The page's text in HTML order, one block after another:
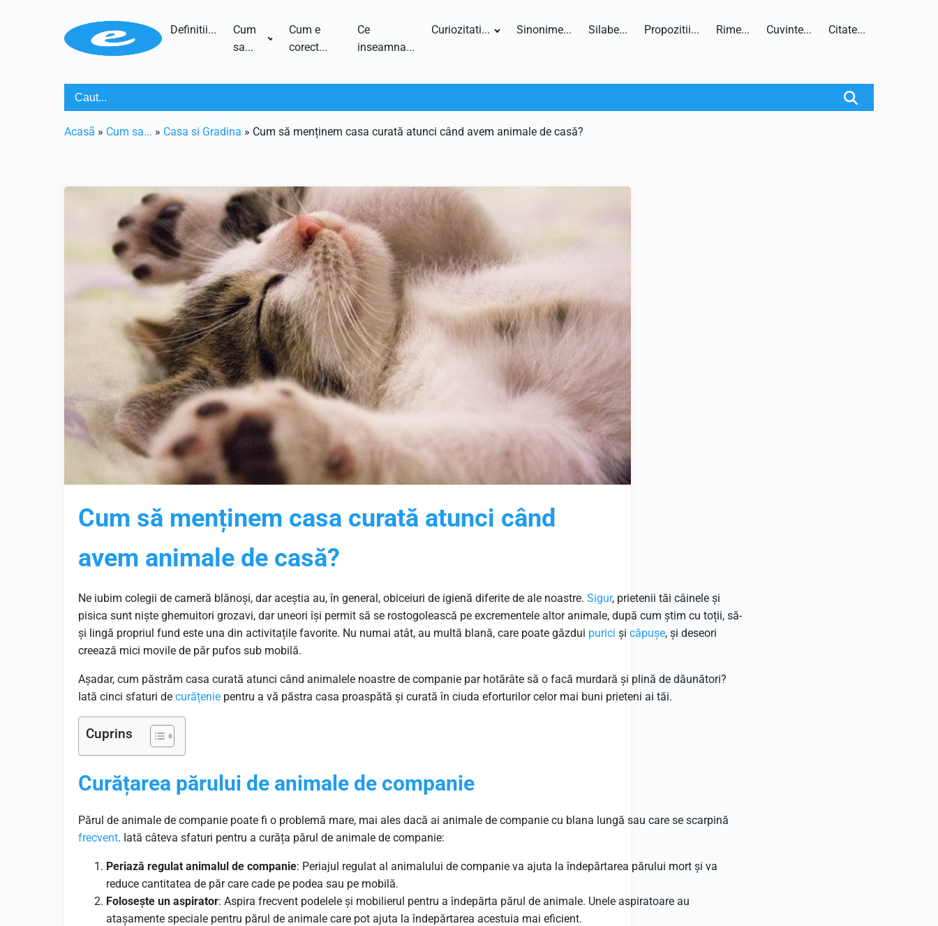
Definitii...
Cum
sa...
Cum e
corect...
Ce
inseamna...
Curiozitati... Sinonime... Silabe... Propozitii... Rime... Cuvinte... Citate...
Acasã » Cum sa... » Casa si Gradina » Cum să menținem casa curată atunci când avem animale de casă?
Cum să menținem casa curată atunci când
avem animale de casă?
Ne iubim colegii de cameră blănoși, dar aceștia au, în general, obiceiuri de igienă diferite de ale noastre. Sigur, prietenii tăi câinele și
pisica sunt niște ghemuitori grozavi, dar uneori își permit să se rostogolească pe excrementele altor animale, după cum știm cu toții, să-
și lingă propriul fund este una din activitațile favorite. Nu numai atât, au multă blană, care poate găzdui purici și căpușe, și deseori
creează mici movile de păr pufos sub mobilă.
Așadar, cum păstrăm casa curată atunci când animalele noastre de companie par hotărâte să o facă murdară și plină de dăunători?
Iată cinci sfaturi de curățenie pentru a vă păstra casa proaspătă și curată în ciuda eforturilor celor mai buni prieteni ai tăi.
Cuprins
Curățarea părului de animale de companie
Părul de animale de companie poate fi o problemă mare, mai ales dacă ai animale de companie cu blana lungă sau care se scarpină
frecvent. Iată câteva sfaturi pentru a curăța părul de animale de companie:
Periază regulat animalul de companie: Periajul regulat al animalului de companie va ajuta la îndepărtarea părului mort și va
reduce cantitatea de păr care cade pe podea sau pe mobilă.
Folosește un aspirator: Aspira frecvent podelele și mobilierul pentru a îndepărta părul de animale. Unele aspiratoare au
atașamente speciale pentru părul de animale care pot ajuta la îndepărtarea acestuia mai eficient.